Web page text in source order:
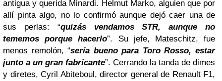
antigua y querida Minardi. Helmut Marko, alguien que por
allí pinta algo, no lo confirmó aunque dejó caer una de
sus perlas: “quizás vendamos STR, aunque no
tememos porque hacerlo”. Su jefe, Mateschitz, fue
menos remolón, “sería bueno para Toro Rosso, estar
junto a un gran fabricante”. Cerrando la tanda de dimes
y diretes, Cyril Abiteboul, director general de Renault F1,